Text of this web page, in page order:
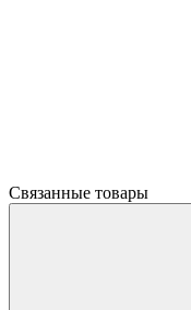
Связанные товары